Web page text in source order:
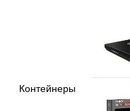
Контейнеры